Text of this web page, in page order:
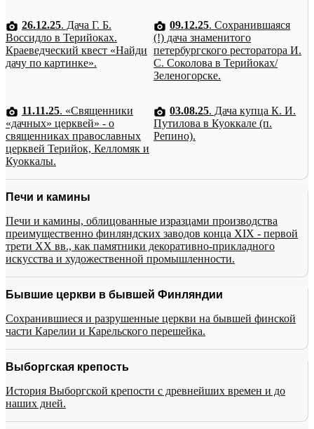
26.12.25. Дача Г. Б.
Воссидло в Терийоках.
Краеведческий квест «Найди
дачу по картинке».
09.12.25. Сохранившаяся
(!) дача знаменитого
петербургского ресторатора И.
С. Соколова в Терийоках/
Зеленогорске.
11.11.25. «Священники
«дачных» церквей» - о
священниках православных
церквей Терийок, Келломяк и
Куоккалы.
03.08.25. Дача купца К. И.
Путилова в Куоккале (п.
Репино).
Печи и камины
Печи и камины, облицованные изразцами производства
преимущественно финляндских заводов конца XIX - первой
трети XX вв., как памятники декоративно-прикладного
искусства и художественной промышленности.
Бывшие церкви в бывшей Финляндии
Сохранившиеся и разрушенные церкви на бывшей финской
части Карелии и Карельского перешейка.
Выборгская крепость
История Выборгской крепости с древнейших времен и до
наших дней.